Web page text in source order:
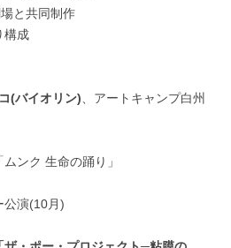
と共同制作
構成
(バイオリン) 、アートキャンプ白州
ンク 生命の踊り」
公演(10月)